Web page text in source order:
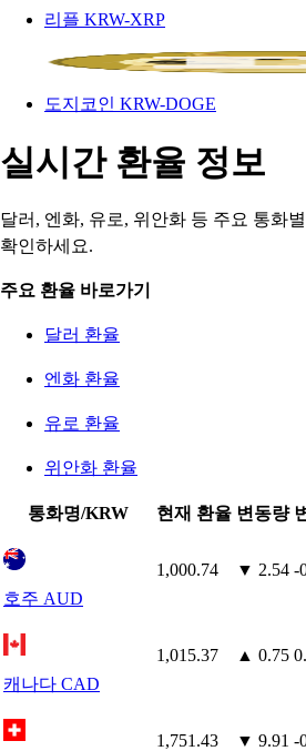
리플 KRW-XRP
도지코인 KRW-DOGE
실시간 환율 정보
달러, 엔화, 유로, 위안화 등 주요 통화
확인하세요.
주요 환율 바로가기
달러 환율
엔화 환율
유로 환율
위안화 환율
통화명/KRW 현재 환율 변동량
호주 AUD
1,000.74 ▼ 2.54 -
캐나다 CAD
1,015.37 ▲ 0.75
1,751.43 ▼ 9.91 -